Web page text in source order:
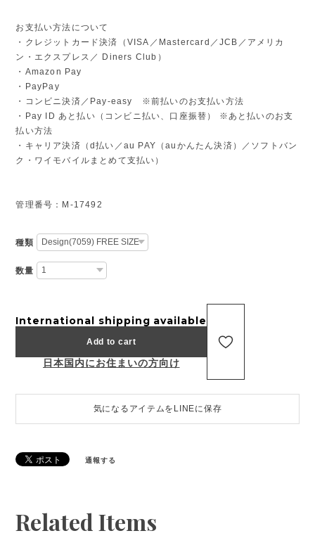
お支払い方法について
・クレジットカード決済（VISA／Mastercard／JCB／アメリカ
ン・エクスプレス／ Diners Club）
・Amazon Pay
・PayPay
・コンビニ決済／Pay-easy ※前払いのお支払い方法
・Pay ID あと払い（コンビニ払い、口座振替） ※あと払いのお支
払い方法
・キャリア決済（d払い／au PAY（auかんたん決済）／ソフトバン
ク・ワイモバイルまとめて支払い）
管理番号：M-17492
種類
数量
International shipping available
Add to cart
日本国内にお住まいの方向け
気になるアイテムをLINEに保存
通報する
Related Items